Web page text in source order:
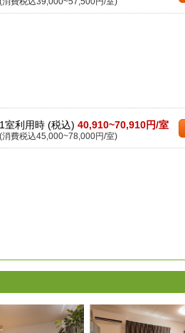
1室利用時 (税込) 40,910~70,910円/室
(消費税込45,000~78,000円/室)